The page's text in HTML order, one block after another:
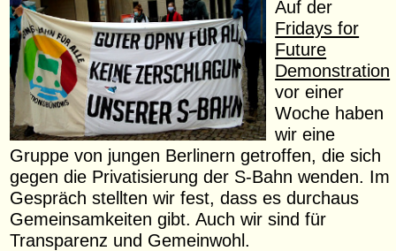
Auf der
Fridays for
Future
Demonstration
vor einer
Woche haben
wir eine
Gruppe von jungen Berlinern getroffen, die sich
gegen die Privatisierung der S-Bahn wenden. Im
Gespräch stellten wir fest, dass es durchaus
Gemeinsamkeiten gibt. Auch wir sind für
Transparenz und Gemeinwohl.